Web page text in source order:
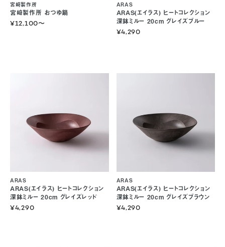
宮﨑製作所 おつゆ鍋
宮﨑製作所
〜
¥12,100
ARAS(エイラス) ヒートコレクション
深鉢ミルー 20cm グレイズブルー
ARAS
¥4,290
ARAS(エイラス) ヒートコレクション
深鉢ミルー 20cm グレイズレッド
ARAS
¥4,290
ARAS(エイラス) ヒートコレクション
深鉢ミルー 20cm グレイズブラウン
ARAS
¥4,290